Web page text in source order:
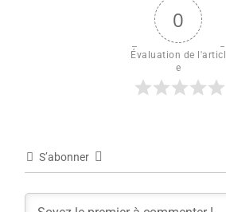
0
Évaluation de l'articl
e
S’abonner